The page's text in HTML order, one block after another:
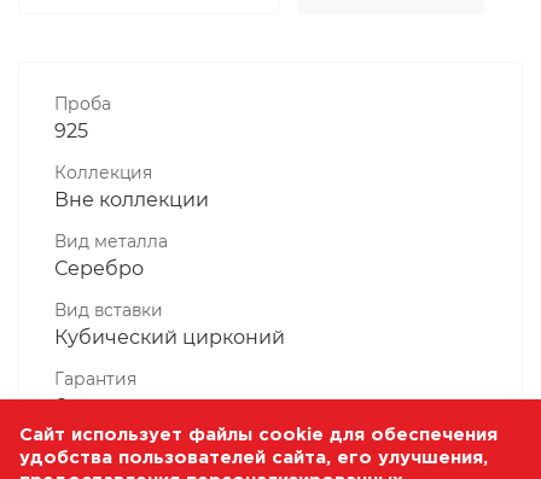
Проба
925
Коллекция
Вне коллекции
Вид металла
Серебро
Вид вставки
Кубический цирконий
Гарантия
6 месяцев
Комплектность, шт
Сайт использует файлы cookie для обеспечения
удобства пользователей сайта, его улучшения,